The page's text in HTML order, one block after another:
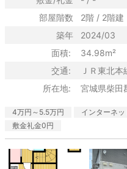
部屋階数
2階 / 2階建
築年
2024/03
面積:
34.98m²
交通:
ＪＲ東北
所在地:
宮城県柴田
4万円～5.5万円 インターネ
敷金礼金0円